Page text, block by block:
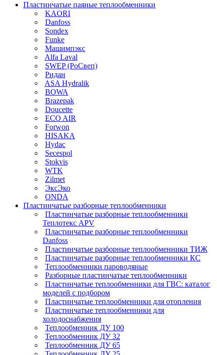
Пластинчатые паяные теплообменники
KAORI
Danfoss
Sondex
Funke
Машимпэкс
Alfa Laval
SWEP (РоСвеп)
Ридан
ASA Hydralik
BOWA
Brazepak
Doucette
ECO AIR
Forwon
HISAKA
Hydac
Secespol
Stokvis
WTK
Zilmet
ЭксЭко
ONDA
Пластинчатые разборные теплообменники
Пластинчатые разборные теплообменники
Теплотекс APV
Пластинчатые разборные теплообменники
Danfoss
Пластинчатые разборные теплообменники ТИЖ
Пластинчатые разборные теплообменники КC
Теплообменники пароводяные
Разборные пластинчатые теплообменники
Пластинчатые теплообменники для ГВС: каталог
моделей с подбором
Пластинчатые теплообменники для отопления
Пластинчатые теплообменники для
холодоснабжения
Теплообменник ДУ 100
Теплообменник ДУ 32
Теплообменник ДУ 65